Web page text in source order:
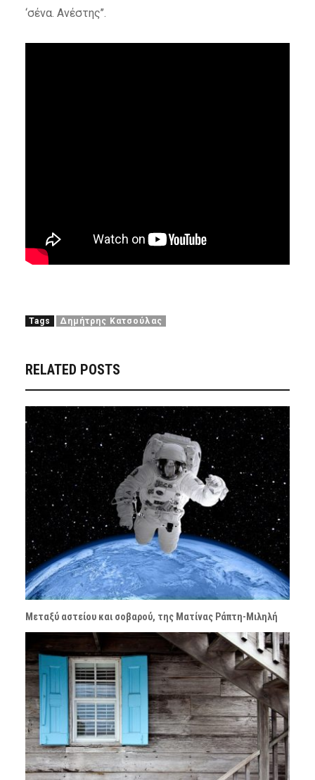
‘σένα. Ανέστης’’.
Tags Δημήτρης Κατσούλας
RELATED POSTS
Μεταξύ αστείου και σοβαρού, της Ματίνας Ράπτη-Μιληλή